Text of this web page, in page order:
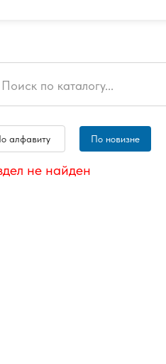
алфавиту По новизне
не найден